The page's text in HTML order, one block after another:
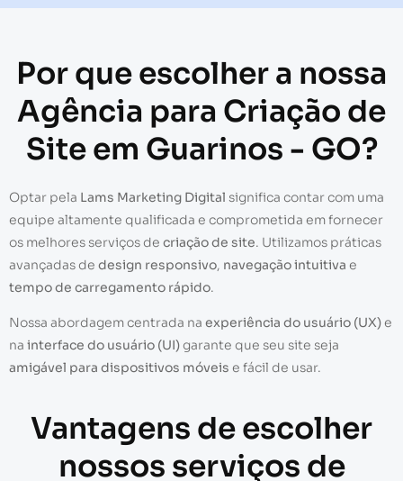
Por que escolher a nossa
Agência para Criação de
Site em Guarinos - GO?
Optar pela Lams Marketing Digital significa contar com uma
equipe altamente qualificada e comprometida em fornecer
os melhores serviços de criação de site. Utilizamos práticas
avançadas de design responsivo, navegação intuitiva e
tempo de carregamento rápido.
Nossa abordagem centrada na experiência do usuário (UX)e
na interface do usuário (UI)garante que seu site seja
amigável para dispositivos móveis e fácil de usar.
Vantagens de escolher
nossos serviços de